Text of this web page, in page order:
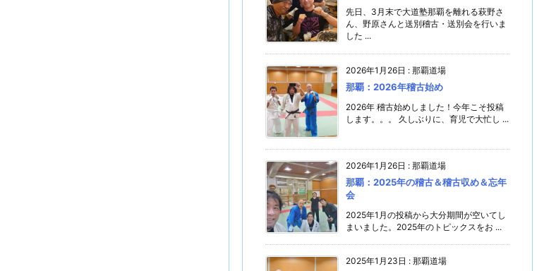
先日、3月末で大道塾那覇を離れる萩野さ
ん、野原さんと送別稽古・送別会を行いま
した ...
2026年1月26日 : 那覇道場
那覇：2026年稽古始め
2026年 稽古始めしました！今年こそ投稿
します。。。 久しぶりに、育児で大忙し ...
2026年1月26日 : 那覇道場
那覇：2025年の稽古＆稽古収め＆忘年
会
2025年1月の投稿から大分期間が空いてし
まいました。2025年のトピックスをお ...
2025年1月23日 : 那覇道場